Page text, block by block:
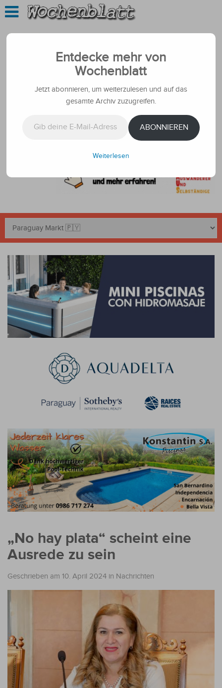
„No hay plata“ scheint eine
Ausrede zu sein
Geschrieben am 10. April 2024 in Nachrichten
Entdecke mehr von
Wochenblatt
Jetzt abonnieren, um weiterzulesen und auf das
gesamte Archiv zuzugreifen.
ABONNIEREN
Weiterlesen